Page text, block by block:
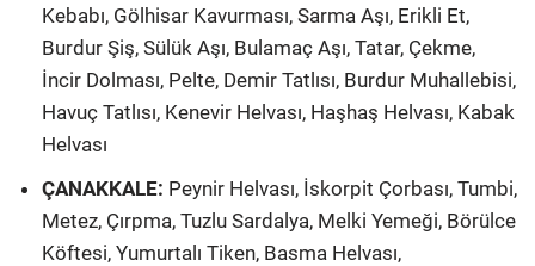
Kebabı, Gölhisar Kavurması, Sarma Aşı, Erikli Et,
Burdur Şiş, Sülük Aşı, Bulamaç Aşı, Tatar, Çekme,
İncir Dolması, Pelte, Demir Tatlısı, Burdur Muhallebisi,
Havuç Tatlısı, Kenevir Helvası, Haşhaş Helvası, Kabak
Helvası
ÇANAKKALE: Peynir Helvası, İskorpit Çorbası, Tumbi,
Metez, Çırpma, Tuzlu Sardalya, Melki Yemeği, Börülce
Köftesi, Yumurtalı Tiken, Basma Helvası,